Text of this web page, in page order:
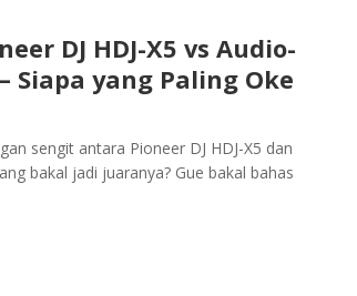
DJ HDJ-X5 vs Audio-
Siapa yang Paling Oke
sengit antara Pioneer DJ HDJ-X5 dan
bakal jadi juaranya? Gue bakal bahas